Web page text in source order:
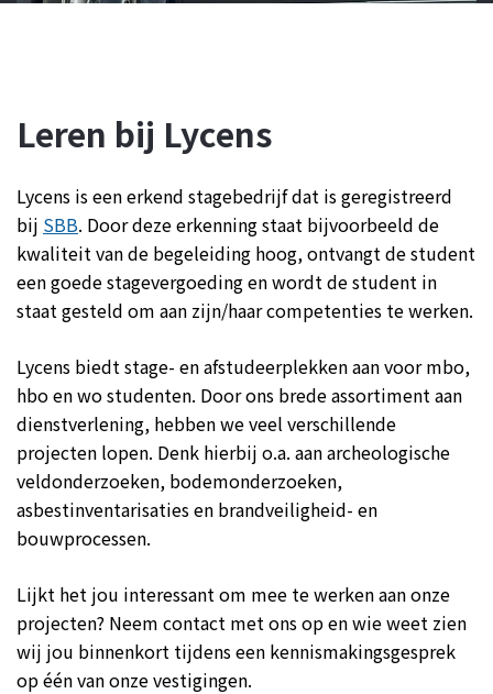
Leren bij Lycens
Lycens is een erkend stagebedrijf dat is geregistreerd
bij SBB. Door deze erkenning staat bijvoorbeeld de
kwaliteit van de begeleiding hoog, ontvangt de student
een goede stagevergoeding en wordt de student in
staat gesteld om aan zijn/haar competenties te werken.
Lycens biedt stage- en afstudeerplekken aan voor mbo,
hbo en wo studenten. Door ons brede assortiment aan
dienstverlening, hebben we veel verschillende
projecten lopen. Denk hierbij o.a. aan archeologische
veldonderzoeken, bodemonderzoeken,
asbestinventarisaties en brandveiligheid- en
bouwprocessen.
Lijkt het jou interessant om mee te werken aan onze
projecten? Neem contact met ons op en wie weet zien
wij jou binnenkort tijdens een kennismakingsgesprek
op één van onze vestigingen.